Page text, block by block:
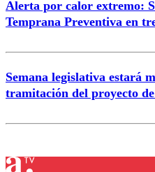
Alerta por calor extremo:
Temprana Preventiva en
Semana legislativa estará
tramitación del proyecto